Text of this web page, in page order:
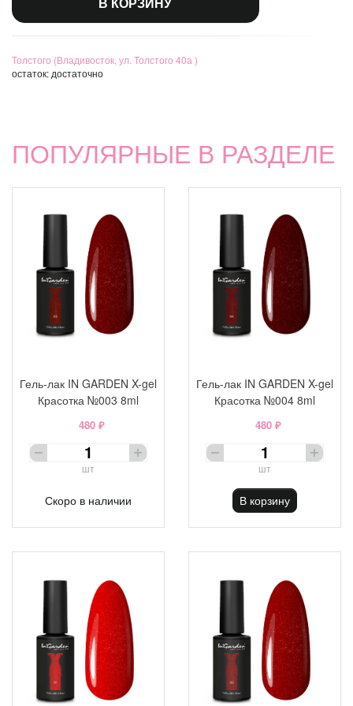
Толстого (Владивосток, ул. Толстого 40а )
остаток: достаточно
ПОПУЛЯРНЫЕ В РАЗДЕЛЕ
Гель-лак IN GARDEN X-gel
Красотка №003 8ml
480 ₽
шт
Скоро в наличии
Гель-лак IN GARDEN X-gel
Красотка №004 8ml
480 ₽
шт
В корзину